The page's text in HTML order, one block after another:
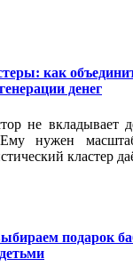
как
денег
не вкладывает
нужен
кластер
подарок